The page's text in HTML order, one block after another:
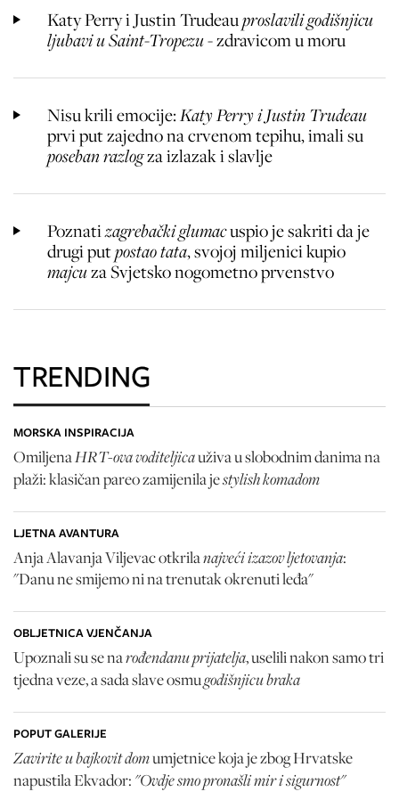
Katy Perry i Justin Trudeauproslavili godišnjicu
ljubavi u Saint-Tropezu- zdravicom u moru
Nisu krili emocije:Katy Perry i Justin Trudeau
prvi put zajedno na crvenom tepihu, imali su
poseban razlogza izlazak i slavlje
Poznatizagrebački glumacuspio je sakriti da je
drugi putpostao tata, svojoj miljenici kupio
majcuza Svjetsko nogometno prvenstvo
TRENDING
MORSKA INSPIRACIJA
OmiljenaHRT-ova voditeljicauživa u slobodnim danima na
plaži: klasičan pareo zamijenila jestylish komadom
LJETNA AVANTURA
Anja Alavanja Viljevac otkrilanajveći izazov ljetovanja:
"Danu ne smijemo ni na trenutak okrenuti leđa"
OBLJETNICA VJENČANJA
Upoznali su se narođendanu prijatelja, uselili nakon samo tri
tjedna veze, a sada slave osmugodišnjicu braka
POPUT GALERIJE
Zavirite u bajkovit domumjetnice koja je zbog Hrvatske
napustila Ekvador: "Ovdje smo pronašli mir i sigurnost"